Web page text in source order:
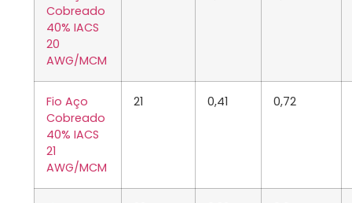
Cobreado
40% IACS
20
AWG/MCM
Fio Aço
Cobreado
40% IACS
21
AWG/MCM
21 0,41 0,72